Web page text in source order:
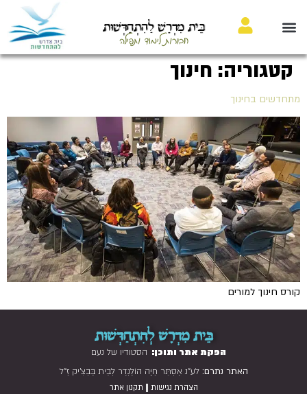
בֵּית מִדְרָשׁ לַהִתְחַדְּשׁוּת
חבורות לימוד ותפילה
קטגוריה: חינוך
מתחדשים בחינוך
קורס חינוך למורים
בֵּית מִדְרָשׁ לְהִתְחַדְּשׁוּת
הפקת אתר ותוכן: הסטודיו של נעם
האתר נתרם:לע"נ אֶסְתֵּר חַיָּה הוֹלַנְדֶר לְבֵית בַּבְצִ'יק זַ"ל
הצהרת נגישות | תקנון אתר